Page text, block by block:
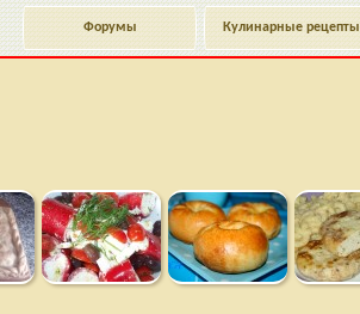
Кулинарные рецепты
Форумы